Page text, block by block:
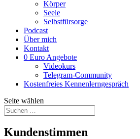
Körper
Seele
Selbstfürsorge
Podcast
Über mich
Kontakt
0 Euro Angebote
Videokurs
Telegram-Community
Kostenfreies Kennenlerngespräch
Seite wählen
Kundenstimmen